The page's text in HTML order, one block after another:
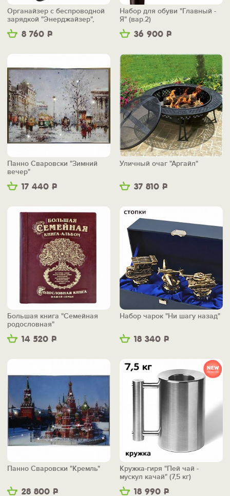
8 760 Р
Органайзер с беспроводной
зарядкой "Энерджайзер",
вер.2
36 900 Р
Набор для обуви "Главный -
Я" (вар.2)
17 440 Р
Панно Сваровски "Зимний
вечер"
37 810 Р
Уличный очаг "Аргайл"
14 520 Р
Большая книга "Семейная
родословная"
18 340 Р
Набор чарок "Ни шагу назад"
28 800 Р
Панно Сваровски "Кремль"
18 990 Р
Кружка-гиря "Пей чай -
мускул качай" (7,5 кг)